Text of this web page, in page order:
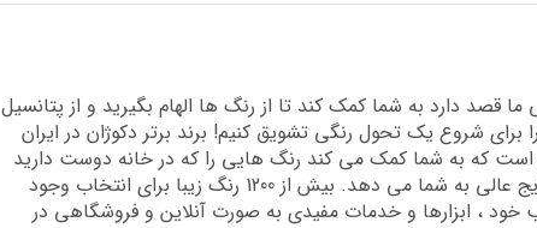
قصد دارد به شما کمک کند تا از رنگ ها الهام بگیرید و از پتانسیل
برای شروع یک تحول رنگی تشویق کنیم! برند برتر دکوژان در ایران
که به شما کمک می کند رنگ هایی را که در خانه دوست دارید
پیدا کنید و دانش تخصصی لازم را برای دستیابی به نتایج عالی به شما می دهد. بیش از 1200 رنگ زیبا برای انتخاب وجود
خود ، ابزارها و خدمات مفیدی به صورت آنلاین و فروشگاهی در